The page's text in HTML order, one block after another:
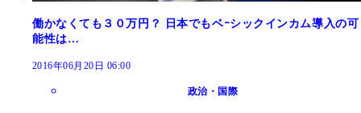
働かなくても３０万円？ 日本でもベｰシックインカム導入の可
能性は…
2016年06月20日 06:00
政治・国際